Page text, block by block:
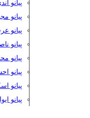
پیانو
پیانو
پیانو
پیانو
پیانو
پیانو
پیانو
پیانو